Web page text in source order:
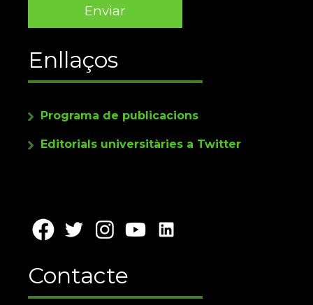
Enllaços
Programa de publicacions
Editorials universitàries a Twitter
Contacte